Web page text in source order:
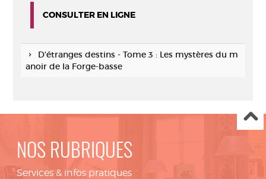
CONSULTER EN LIGNE
D'étranges destins - Tome 3 : Les mystères du m
anoir de la Forge-basse
NOS RUBRIQUES
Services & infos pratiques